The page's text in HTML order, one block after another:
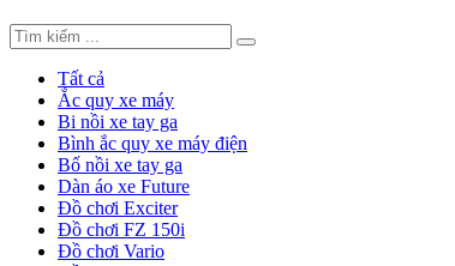
Tất cả
Ắc quy xe máy
Bi nồi xe tay ga
Bình ắc quy xe máy điện
Bố nồi xe tay ga
Dàn áo xe Future
Đồ chơi Exciter
Đồ chơi FZ 150i
Đồ chơi Vario